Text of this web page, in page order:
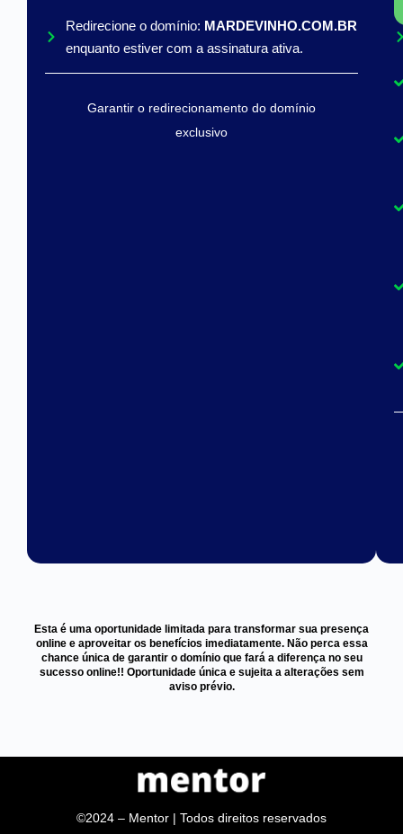
Redirecione o domínio: MARDEVINHO.COM.BR
enquanto estiver com a assinatura ativa.
Garantir o redirecionamento do domínio
exclusivo
Esta é uma oportunidade limitada para transformar sua presença
online e aproveitar os benefícios imediatamente. Não perca essa
chance única de garantir o domínio que fará a diferença no seu
sucesso online!! Oportunidade única e sujeita a alterações sem
aviso prévio.
©2024 – Mentor | Todos direitos reservados